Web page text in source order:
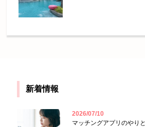
新着情報
2026/07/10
マッチングアプリのやり